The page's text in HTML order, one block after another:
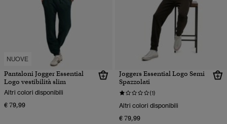
NUOVE
Pantaloni Jogger Essential
Logo vestibilità slim
Altri colori disponibili
€ 79,99
Joggers Essential Logo Semi
Spazzolati
(1)
Altri colori disponibili
€ 79,99